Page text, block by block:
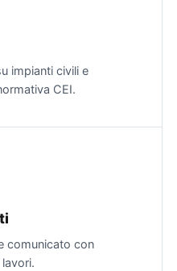
impianti civili e
CEI.
comunicato con